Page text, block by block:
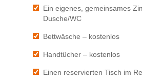
Ein eigenes, gemeinsames
Dusche/WC
Bettwäsche – kostenlos
Handtücher – kostenlos
Einen reservierten Tisch im